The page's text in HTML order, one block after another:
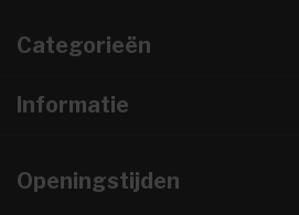
Categorieën
Informatie
Openingstijden